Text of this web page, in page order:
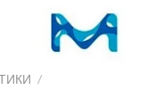
/